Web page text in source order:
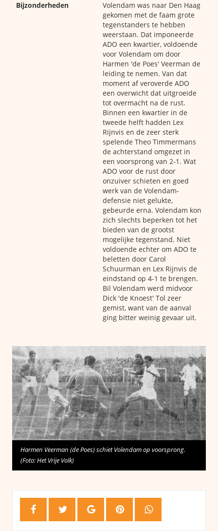
Bijzonderheden
Volendam was naar Den Haag
gekomen met de faam grote
tegenstanders te hebben
weerstaan. Dat imponeerde
ADO een kwartier, voldoende
voor Volendam om door
Harmen 'de Poes' Veerman de
leiding te nemen. Van dat
moment af veroverde ADO
een overwicht dat uitgroeide
tot overmacht na de rust.
Binnen een kwartier in de
tweede helft hadden Lex
Rijnvis en de zeer sterk
spelende Theo Timmermans
de achterstand omgezet in
een voorsprong van 2-1. Wat
ADO voor de rust door
onzuiver schieten en goed
werk van de Volendam-
defensie niet gelukte,
gebeurde erna. Volendam kon
zich slechts beperken tot het
bieden van de grootst
mogelijke tegenstand. Niet
voldoende echter om ADO te
beletten door Carol
Schuurman en Lex Rijnvis de
eindstand op 4-1 te brengen.
Bil Volendam werd midvoor
Dick 'de Knoest' Tol zeer
gemist, want van de aanval
ging bitter weinig gevaar uit.
Harmen Veerman (de Poes) schiet Volendam op voorsprong.
(Foto: Het Vrije Volk)